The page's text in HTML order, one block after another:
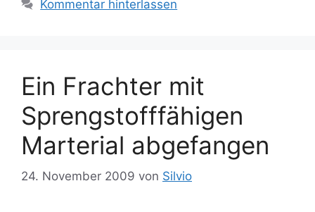
Kommentar hinterlassen
Ein Frachter mit
Sprengstofffähigen
Marterial abgefangen
24. November 2009 von Silvio